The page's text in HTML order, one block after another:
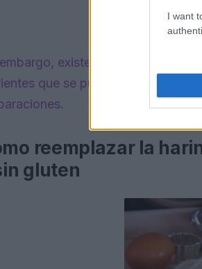
I want
existen otros
que se pueden utilizar para
reemplazar la
gluten